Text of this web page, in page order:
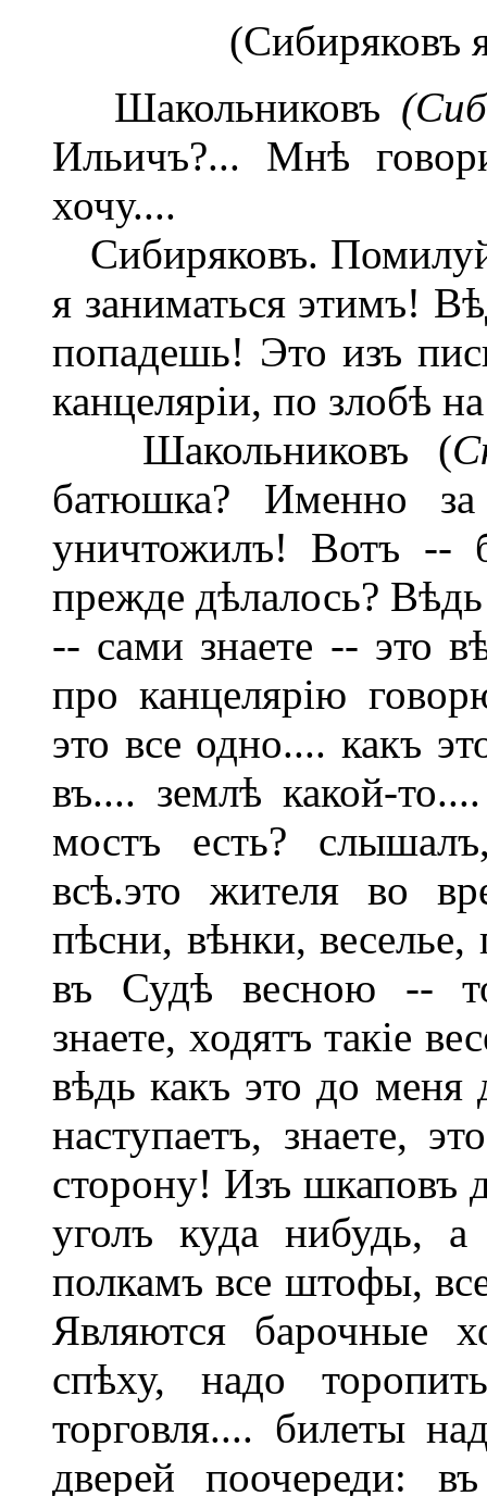
(Сибиряковъ
Шакольниковъ
Ильичъ?... Мнѣ
хочу....
Сибиряковъ.
я заниматься этимъ!
попадешь! Это изъ
канцеляріи, по злобѣ
Шакольниковъ (
батюшка? Именно
уничтожилъ! Вотъ --
прежде дѣлалось?
-- сами знаете -- это
про канцелярію
это все одно.... какъ
въ.... землѣ какой-
мостъ есть?
всѣ.это жителя во
пѣсни, вѣнки,
въ Судѣ весною --
знаете, ходятъ такіе
вѣдь какъ это до меня
наступаетъ, знаете,
сторону! Изъ шкаповъ
уголъ куда нибудь,
полкамъ все штофы,
Являются барочные
спѣху, надо
торговля.... билеты
дверей поочереди: